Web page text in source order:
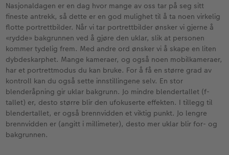
Nasjonaldagen er en dag hvor mange av oss tar på seg sitt
fineste antrekk, så dette er en god mulighet til å ta noen virkelig
flotte portrettbilder. Når vi tar portrettbilder ønsker vi gjerne å
«rydde» bakgrunnen ved å gjøre den uklar, slik at personen
kommer tydelig frem. Med andre ord ønsker vi å skape en liten
dybdeskarphet. Mange kameraer, og også noen mobilkameraer,
har et portrettmodus du kan bruke. For å få en større grad av
kontroll kan du også sette innstillingene selv. En stor
blenderåpning gir uklar bakgrunn. Jo mindre blendertallet (f-
tallet) er, desto større blir den ufokuserte effekten. I tillegg til
blendertallet, er også brennvidden et viktig punkt. Jo lengre
brennvidden er (angitt i millimeter), desto mer uklar blir for- og
bakgrunnen.